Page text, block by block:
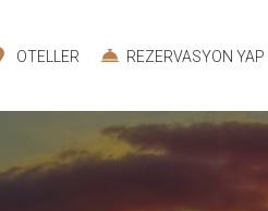
OTELLER REZERVASYON YAP